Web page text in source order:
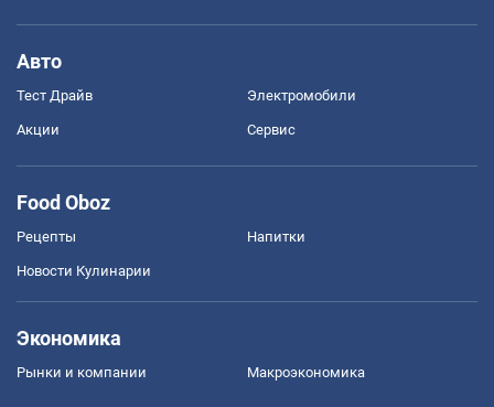
Авто
Тест Драйв Электромобили
Акции Сервис
Food Oboz
Рецепты Напитки
Новости Кулинарии
Экономика
Рынки и компании Mакроэкономика